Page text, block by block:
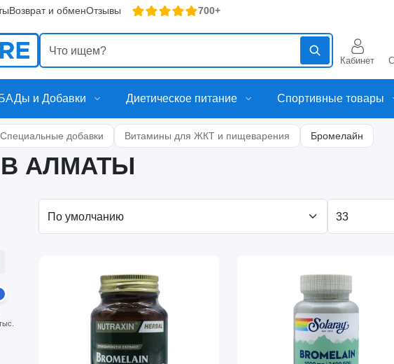
Возврат и обменОтзывы 700+
Кабинет
БАДы и Добавки Диетическое питание Спортивные товары
Специальные добавки Витамины для ЖКТ и пищеварения Бромелайн
АЛМАТЫ